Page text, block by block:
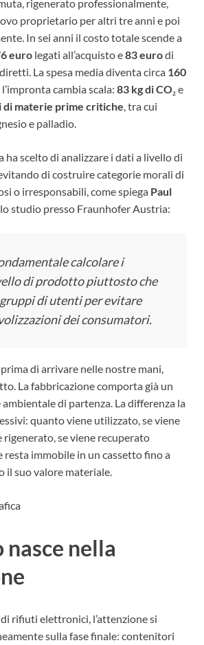
rigenerato professionalmente,
proprietario per altri tre anni e poi
In sei anni il costo totale scende a
euro legati all’acquisto e83 eurodi
La spesa media diventa circa 160
cambia scala: 83 kg di CO₂e
di materie prime critiche, tra cui
e palladio.
scelto di analizzare i dati a livello di
di costruire categorie morali di
o irresponsabili, come spiega Paul
studio presso Fraunhofer Austria:
calcolare i
di prodotto piuttosto che
di utenti per evitare
dei consumatori.
di arrivare nelle nostre mani,
La fabbricazione comporta già un
di partenza. La differenza la
quanto viene utilizzato, se viene
rigenerato, se viene recuperato
resta immobile in un cassetto fino a
il suo valore materiale.
nasce nella
rifiuti elettronici, l’attenzione si
sulla fase finale: contenitori